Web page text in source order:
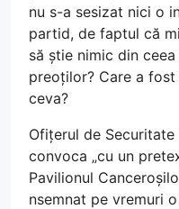
nu s-a sesizat nici o
partid, de faptul că
să știe nimic din
preoților? Care a fost
ceva?
Ofițerul de
convoca „cu un
Pavilionul
nsemnat pe vremuri